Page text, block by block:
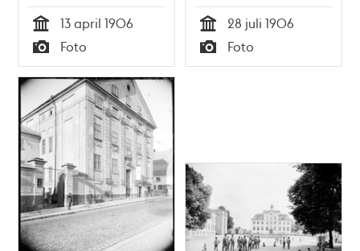
Tid
13 april 1906
Typ
Foto Tid
28 juli 1906
Typ
Foto